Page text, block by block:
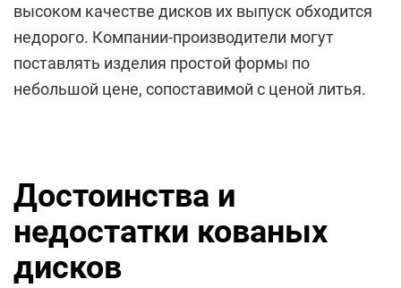
высоком качестве дисков их выпуск обходится
недорого. Компании-производители могут
поставлять изделия простой формы по
небольшой цене, сопоставимой с ценой литья.
Достоинства и
недостатки кованых
дисков